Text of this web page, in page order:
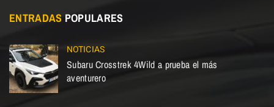
ENTRADAS POPULARES
NOTICIAS
Subaru Crosstrek 4Wild a prueba el más
aventurero